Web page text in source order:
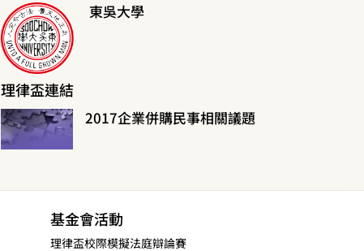
東吳大學
理律盃連結
2017企業併購民事相關議題
基金會活動
理律盃校際模擬法庭辯論賽